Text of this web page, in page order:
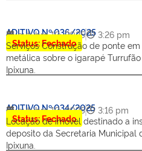
ADITIVO Nº 036/2025
outubro 10, 2025 3:26 pm
Status: Fechado
Serviços Construção de ponte
metálica sobre o igarapé
Ipixuna.
ADITIVO Nº 034/2025
outubro 10, 2025 3:16 pm
Status: Fechado
Locação de imóvel destinado a
deposito da Secretaria Municipal
Ipixuna.